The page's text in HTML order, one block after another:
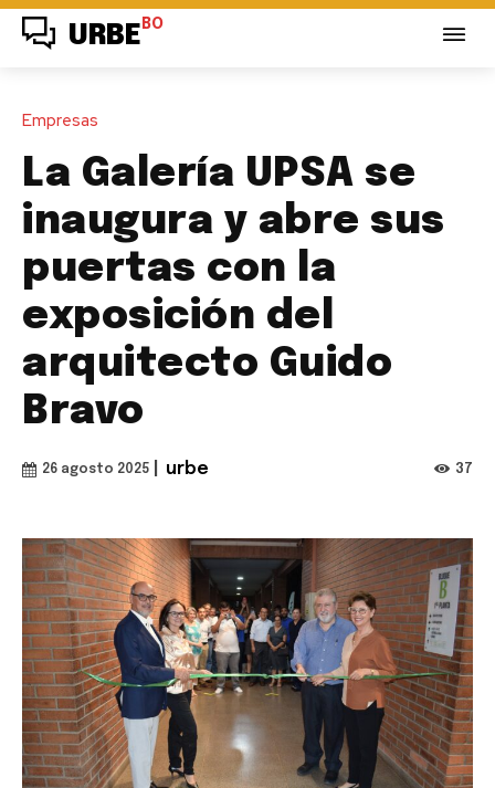
URBE BO
Empresas
La Galería UPSA se
inaugura y abre sus
puertas con la
exposición del
arquitecto Guido
Bravo
26 agosto 2025 urbe 37